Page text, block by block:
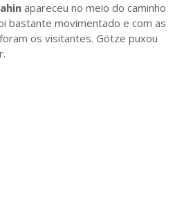
apareceu no meio do caminho
bastante movimentado e com as
os visitantes. Götze puxou